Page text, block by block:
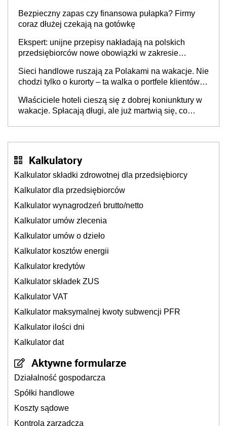
Bezpieczny zapas czy finansowa pułapka? Firmy
coraz dłużej czekają na gotówkę
Ekspert: unijne przepisy nakładają na polskich
przedsiębiorców nowe obowiązki w zakresie
Sieci handlowe ruszają za Polakami na wakacje. Nie
chodzi tylko o kurorty – ta walka o portfele klientów
cichu
Właściciele hoteli cieszą się z dobrej koniunktury w
wakacje. Spłacają długi, ale już martwią się, co
Kalkulatory
Kalkulator składki zdrowotnej dla przedsiębiorcy
Kalkulator dla przedsiębiorców
Kalkulator wynagrodzeń brutto/netto
Kalkulator umów zlecenia
Kalkulator umów o dzieło
Kalkulator kosztów energii
Kalkulator kredytów
Kalkulator składek ZUS
Kalkulator VAT
Kalkulator maksymalnej kwoty subwencji PFR
Kalkulator ilości dni
Kalkulator dat
Aktywne formularze
Działalność gospodarcza
Spółki handlowe
Koszty sądowe
Kontrola zarządcza